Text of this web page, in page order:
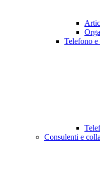
Telefono e
Consulenti e